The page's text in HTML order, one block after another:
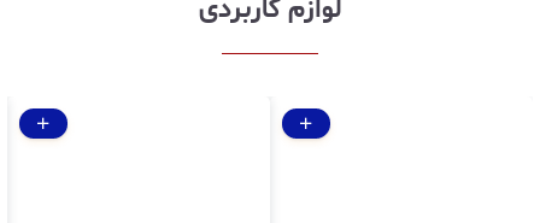
لوازم کاربردی